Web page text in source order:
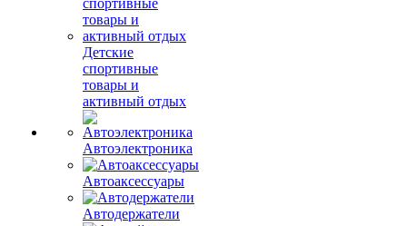
Детские
спортивные
товары и
активный отдых
Автоэлектроника
Автоаксессуары
Автодержатели